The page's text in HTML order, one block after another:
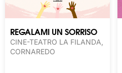
REGALAMI UN SORRISO
CINE-TEATRO LA FILANDA,
CORNAREDO